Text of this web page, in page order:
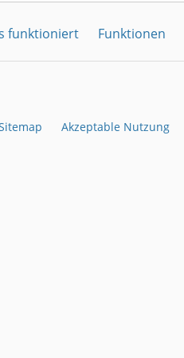
funktioniert Funktionen
Akzeptable Nutzung